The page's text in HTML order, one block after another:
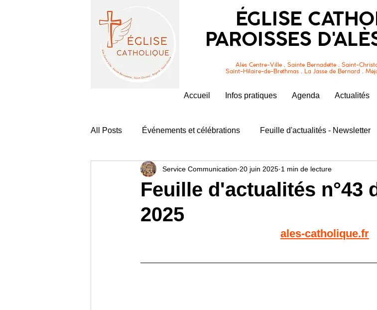
ÉGLISE
PAROISSES
Alès Centre-Ville . Sainte Bernadette . Saint-
Saint-Hilaire-de-Brethmas . La Jasse de Bernard .
Accueil Infos pratiques Agenda Actualités
All Posts Événements et célébrations Feuille d'actualités - Newsletter
Feuille d'actualités n°43
2025
Service Communication 20 juin 2025 1 min de lecture
ales-catholique.fr